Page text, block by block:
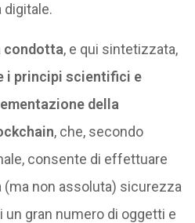
condotta, e qui sintetizzata,
i principi scientifici e
della
, che, secondo
consente di effettuare
non assoluta) sicurezza
gran numero di oggetti e